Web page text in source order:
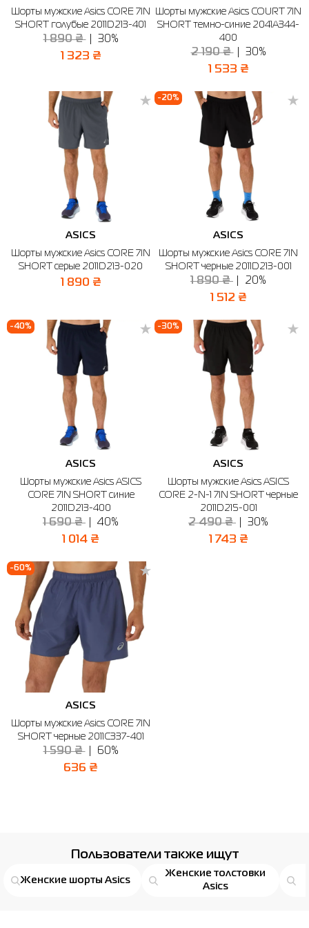
Рубашки
Термобелье
Футболки
Фитнес и йога
Skechers
The North Face
Полуботинки
Шорты мужские Asics CORE 7IN
SHORT голубые 2011D213-401
1 890 ₴ 30%
1 323 ₴
Шорты мужские Asics COURT 7IN
SHORT темно-синие 2041A344-
400
2 190 ₴ 30%
1 533 ₴
ASICS
Шорты мужские Asics CORE 7IN
SHORT серые 2011D213-020
1 890 ₴
-20%
ASICS
Шорты мужские Asics CORE 7IN
SHORT черные 2011D213-001
1 890 ₴ 20%
1 512 ₴
-40%
ASICS
Шорты мужские Asics ASICS
CORE 7IN SHORT синие
2011D213-400
1 690 ₴ 40%
1 014 ₴
-30%
ASICS
Шорты мужские Asics ASICS
CORE 2-N-1 7IN SHORT черные
2011D215-001
2 490 ₴ 30%
1 743 ₴
-60%
ASICS
Шорты мужские Asics CORE 7IN
SHORT черные 2011C337-401
1 590 ₴ 60%
636 ₴
Пользователи также ищут
Женские шорты Asics
Женские толстовки
Asics